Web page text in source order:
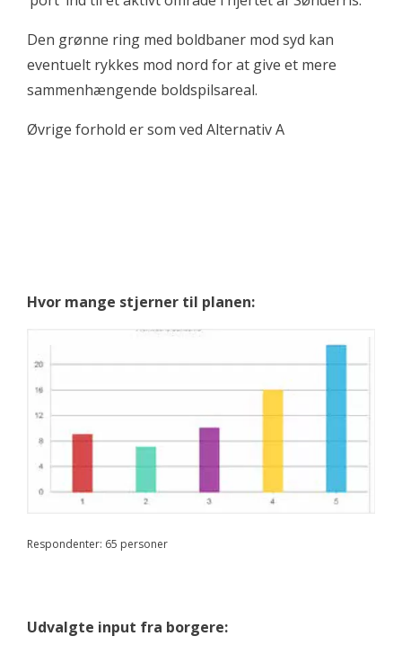
Den grønne ring med boldbaner mod syd kan
eventuelt rykkes mod nord for at give et mere
sammenhængende boldspilsareal.
Øvrige forhold er som ved Alternativ A
Hvor mange stjerner til planen:
Respondenter: 65 personer
Udvalgte input fra borgere: